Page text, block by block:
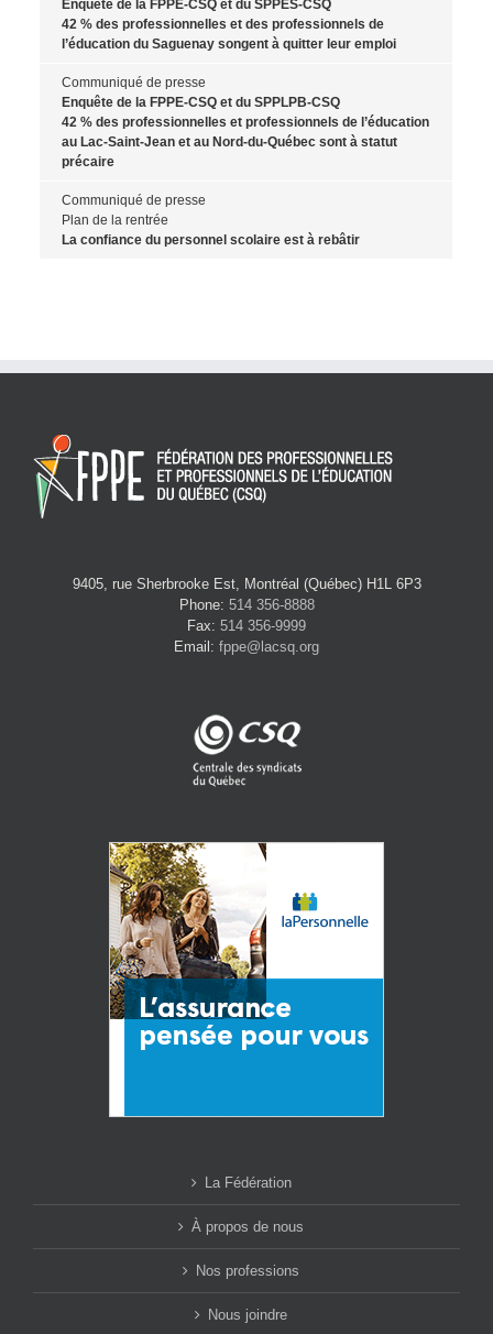
Enquête de la FPPE-CSQ et du SPPES-CSQ
42 % des professionnelles et des professionnels de
l’éducation du Saguenay songent à quitter leur emploi
Communiqué de presse
Enquête de la FPPE-CSQ et du SPPLPB-CSQ
42 % des professionnelles et professionnels de l’éducation
au Lac-Saint-Jean et au Nord-du-Québec sont à statut
précaire
Communiqué de presse
Plan de la rentrée
La confiance du personnel scolaire est à rebâtir
9405, rue Sherbrooke Est, Montréal (Québec) H1L 6P3
Phone: 514 356-8888
Fax: 514 356-9999
Email: fppe@lacsq.org
La Fédération
À propos de nous
Nos professions
Nous joindre